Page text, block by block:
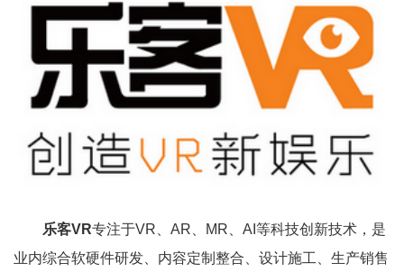
乐客VR专注于VR、AR、MR、AI等科技创新技术，是
业内综合软硬件研发、内容定制整合、设计施工、生产销售